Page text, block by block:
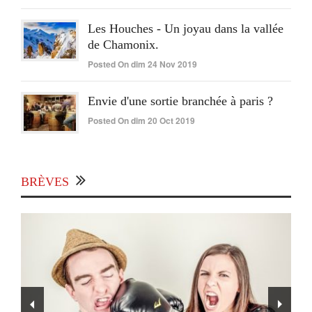
Les Houches - Un joyau dans la vallée
de Chamonix.
Posted On dim 24 Nov 2019
Envie d'une sortie branchée à paris ?
Posted On dim 20 Oct 2019
BRÈVES